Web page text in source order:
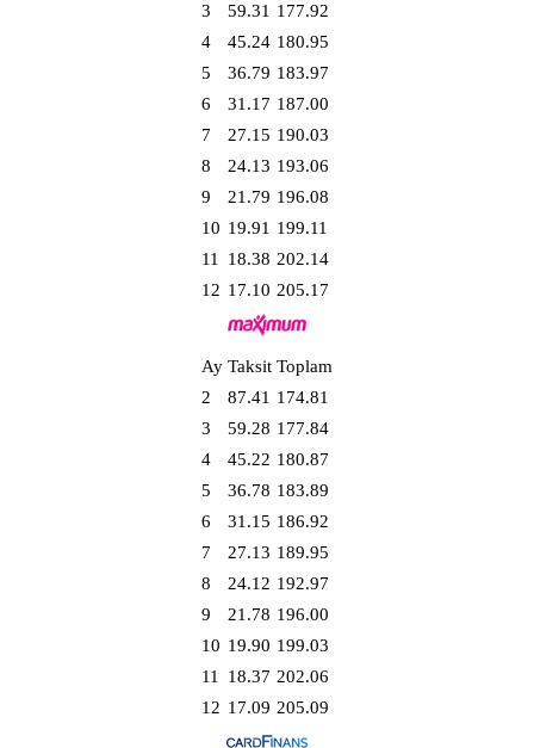
3
59.31 177.92
4
45.24 180.95
5
36.79 183.97
6
31.17 187.00
7
27.15 190.03
8
24.13 193.06
9
21.79 196.08
10 19.91 199.11
11
18.38 202.14
12 17.10 205.17
Ay Taksit Toplam
2
87.41 174.81
3
59.28 177.84
4
45.22 180.87
5
36.78 183.89
6
31.15 186.92
7
27.13 189.95
8
24.12 192.97
9
21.78 196.00
10 19.90 199.03
11
18.37 202.06
12 17.09 205.09